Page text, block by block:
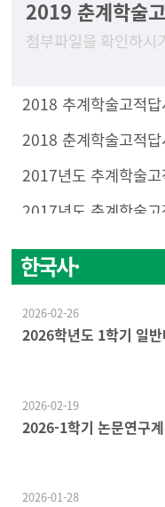
2019 춘계학술
첨부파일을 확인하시
2018 추계학술고적답
2018 춘계학술고적답
2017년도 추계학술고
2017년도 춘계학술고
한국사·
2026-02-26
2026학년도 1학기 일
2026-02-19
2026-1학기 논문연구
2026-01-28